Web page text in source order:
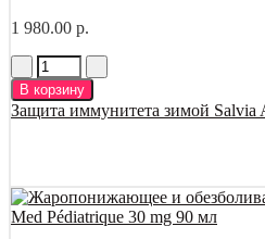
1 980.00 р.
В корзину
Защита иммунитета зимой Salvia